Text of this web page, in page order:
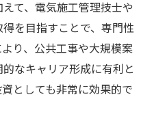
て、電気施工管理技士や
を目指すことで、専門性
り、公共工事や大規模案
なキャリア形成に有利と
としても非常に効果的で